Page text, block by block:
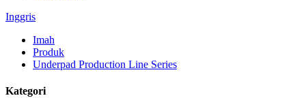
Inggris
Imah
Produk
Underpad Production Line Series
Kategori